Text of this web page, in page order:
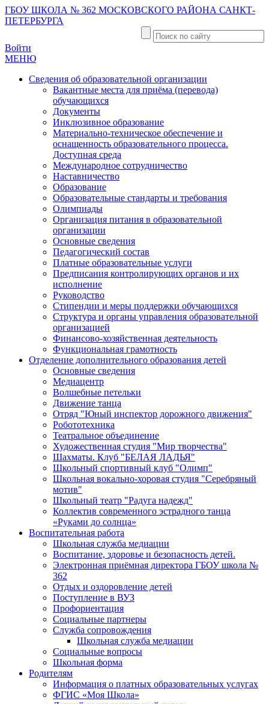
ГБОУ ШКОЛА № 362 МОСКОВСКОГО РАЙОНА САНКТ-
ПЕТЕРБУРГА
Войти
МЕНЮ
Сведения об образовательной организации
Вакантные места для приёма (перевода)
обучающихся
Документы
Инклюзивное образование
Материально-техническое обеспечение и
оснащенность образовательного процесса.
Доступная среда
Международное сотрудничество
Наставничество
Образование
Образовательные стандарты и требования
Олимпиады
Организация питания в образовательной
организации
Основные сведения
Педагогический состав
Платные образовательные услуги
Предписания контролирующих органов и их
исполнение
Руководство
Стипендии и меры поддержки обучающихся
Структура и органы управления образовательной
организацией
Финансово-хозяйственная деятельность
Функциональная грамотность
Отделение дополнительного образования детей
Основные сведения
Медиацентр
Волшебные петельки
Движение танца
Отряд "Юный инспектор дорожного движения"
Робототехника
Театральное объединение
Художественная студия "Мир творчества"
Шахматы. Клуб "БЕЛАЯ ЛАДЬЯ"
Школьный спортивный клуб "Олимп"
Школьная вокально-хоровая студия "Серебряный
мотив"
Школьный театр "Радуга надежд"
Коллектив современного эстрадного танца
«Руками до солнца»
Воспитательная работа
Школьная служба медиации
Воспитание, здоровье и безопасность детей.
Электронная приёмная директора ГБОУ школа №
362
Отдых и оздоровление детей
Поступление в ВУЗ
Профориентация
Социальные партнеры
Служба сопровождения
Школьная служба медиации
Социальные вопросы
Школьная форма
Родителям
Информация о платных образовательных услугах
ФГИС «Моя Школа»